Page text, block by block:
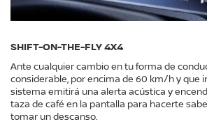
SHIFT-ON-THE-FLY 4X4
Ante cualquier cambio en tu forma de
considerable, por encima de 60 km/h y que
sistema emitirá una alerta acústica y
taza de café en la pantalla para hacerte
tomar un descanso.